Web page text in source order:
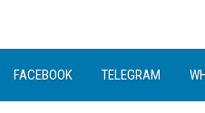
FACEBOOK TELEGRAM